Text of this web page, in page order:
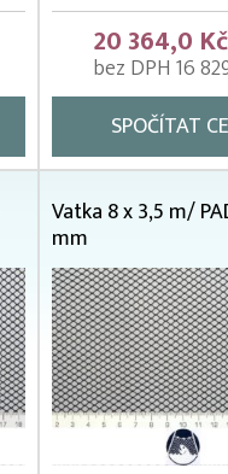
20 364,0
bez DPH 16
SPOČÍTAT
Vatka 8 x 3,5 m/
mm